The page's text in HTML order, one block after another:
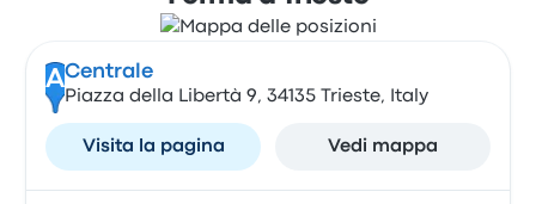
ACentrale
Piazza della Libertà 9, 34135 Trieste, Italy
Visita la pagina Vedi mappa